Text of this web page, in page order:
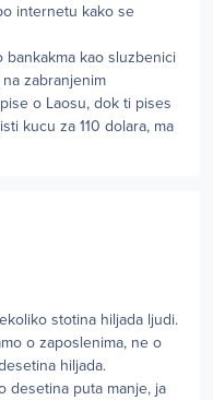
internetu kako se
kao sluzbenici
zabranjenim
o Laosu, dok ti pises
kucu za 110 dolara, ma
stotina hiljada ljudi.
o zaposlenima, ne o
hiljada.
desetina puta manje, ja